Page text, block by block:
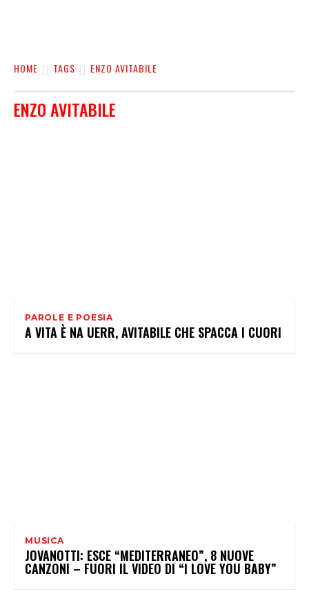
HOME TAGS ENZO AVITABILE
ENZO AVITABILE
PAROLE E POESIA
A VITA È NA UERR, AVITABILE CHE SPACCA I CUORI
MUSICA
JOVANOTTI: ESCE “MEDITERRANEO”, 8 NUOVE
CANZONI – FUORI IL VIDEO DI “I LOVE YOU BABY”